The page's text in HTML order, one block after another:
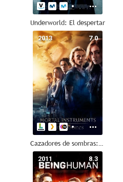
Underworld: El despertar
7.0
2013
Cazadores de sombras: Ciudad de hueso
8.3
2011